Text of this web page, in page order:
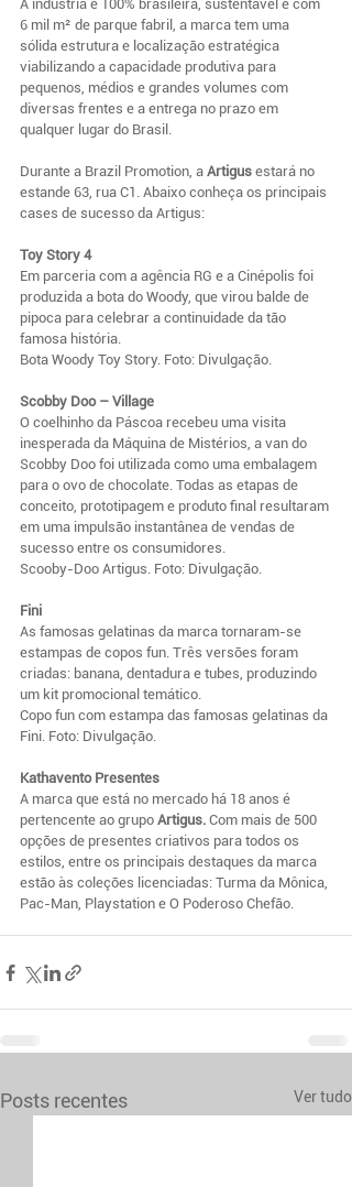
A indústria é 100% brasileira, sustentável e com
6 mil m² de parque fabril, a marca tem uma
sólida estrutura e localização estratégica
viabilizando a capacidade produtiva para
pequenos, médios e grandes volumes com
diversas frentes e a entrega no prazo em
qualquer lugar do Brasil.
Durante a Brazil Promotion, a Artigus estará no
estande 63, rua C1. Abaixo conheça os principais
cases de sucesso da Artigus:
Toy Story 4
Em parceria com a agência RG e a Cinépolis foi
produzida a bota do Woody, que virou balde de
pipoca para celebrar a continuidade da tão
famosa história.
Bota Woody Toy Story. Foto: Divulgação.
Scobby Doo – Village
O coelhinho da Páscoa recebeu uma visita
inesperada da Máquina de Mistérios, a van do
Scobby Doo foi utilizada como uma embalagem
para o ovo de chocolate. Todas as etapas de
conceito, prototipagem e produto final resultaram
em uma impulsão instantânea de vendas de
sucesso entre os consumidores.
Scooby-Doo Artigus. Foto: Divulgação.
Fini
As famosas gelatinas da marca tornaram-se
estampas de copos fun. Três versões foram
criadas: banana, dentadura e tubes, produzindo
um kit promocional temático.
Copo fun com estampa das famosas gelatinas da
Fini. Foto: Divulgação.
Kathavento Presentes
A marca que está no mercado há 18 anos é
pertencente ao grupo Artigus. Com mais de 500
opções de presentes criativos para todos os
estilos, entre os principais destaques da marca
estão às coleções licenciadas: Turma da Mônica,
Pac-Man, Playstation e O Poderoso Chefão.
Posts recentes Ver tudo